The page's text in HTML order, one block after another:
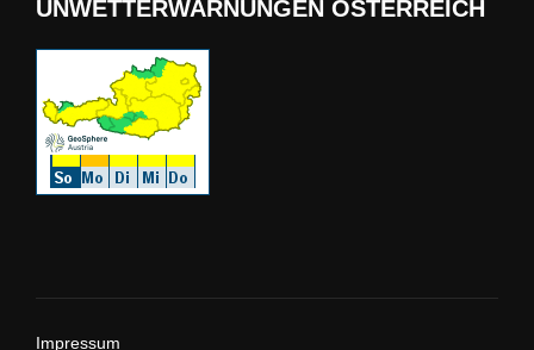
UNWETTERWARNUNGEN ÖSTERREICH
Impressum